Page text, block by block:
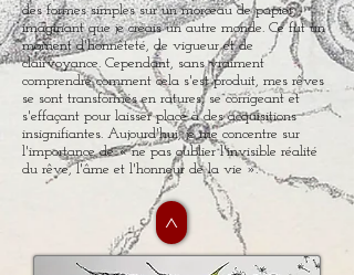
des formes simples sur un morceau de papier,
imaginant que je créais un autre monde. Ce fut un
moment d'honnêteté, de vigueur et de
clairvoyance. Cependant, sans vraiment
comprendre comment cela s'est produit, mes rêves
se sont transformés en ratures, se corrigeant et
s'effaçant pour laisser place à des acquisitions
insignifiantes. Aujourd'hui, je me concentre sur
l'importance de « ne pas oublier l'invisible réalité
du rêve, l'âme et l'honneur de la vie ».
>